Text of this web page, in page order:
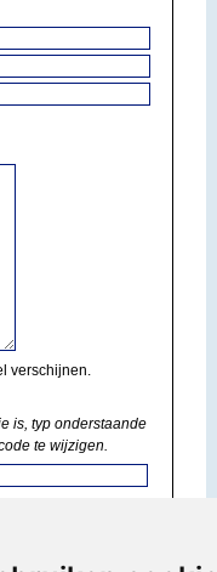
verschijnen.
is, typ onderstaande
te wijzigen.